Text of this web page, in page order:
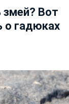
змей? Вот
о гадюках